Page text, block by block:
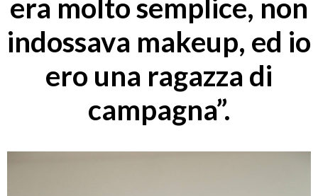
era molto semplice, non
indossava makeup, ed io
ero una ragazza di
campagna”.